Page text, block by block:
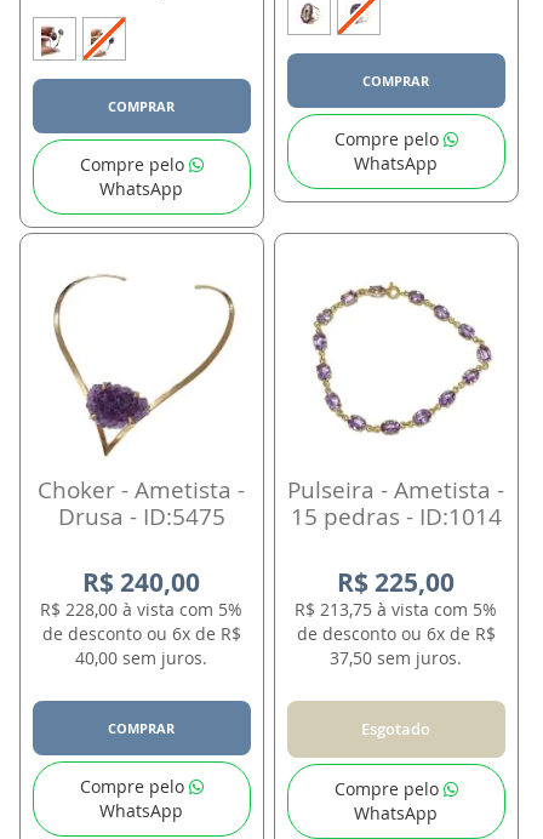
COMPRAR
Compre pelo
WhatsApp
COMPRAR
Compre pelo
WhatsApp
Choker - Ametista -
Drusa - ID:5475
R$ 240,00
R$ 228,00 à vista com 5%
de desconto ou 6x de R$
40,00 sem juros.
COMPRAR
Compre pelo
WhatsApp
Pulseira - Ametista -
15 pedras - ID:1014
R$ 225,00
R$ 213,75 à vista com 5%
de desconto ou 6x de R$
37,50 sem juros.
Esgotado
Compre pelo
WhatsApp